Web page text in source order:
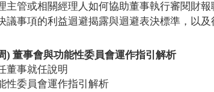
主管或相關經理人如何協助董事執行審閱財報
議事項的利益迴避揭露與迴避表決標準，以
) 董事會與功能性委員會運作指引解析
董事就任說明
性委員會運作指引解析